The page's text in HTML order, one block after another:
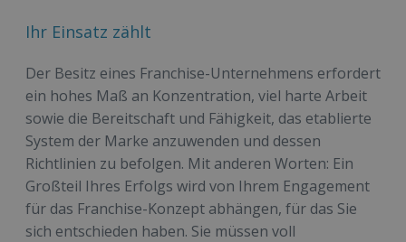
Ihr Einsatz zählt
Der Besitz eines Franchise-Unternehmens erfordert
ein hohes Maß an Konzentration, viel harte Arbeit
sowie die Bereitschaft und Fähigkeit, das etablierte
System der Marke anzuwenden und dessen
Richtlinien zu befolgen. Mit anderen Worten: Ein
Großteil Ihres Erfolgs wird von Ihrem Engagement
für das Franchise-Konzept abhängen, für das Sie
sich entschieden haben. Sie müssen voll